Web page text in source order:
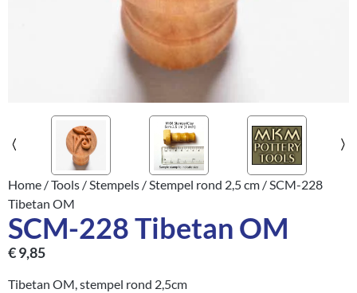
Home /Tools /Stempels /Stempel rond 2,5 cm / SCM-228
Tibetan OM
SCM-228 Tibetan OM
€9,85
Tibetan OM, stempel rond 2,5cm